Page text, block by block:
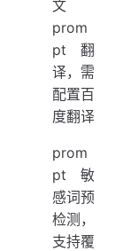
文
prom
pt 翻
译，需
配置百
度翻译
prom
pt 敏
感词预
检测，
支持覆